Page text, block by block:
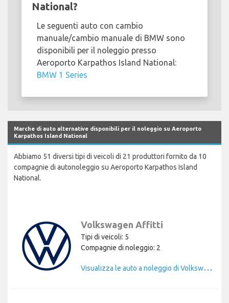
National?
Le seguenti auto con cambio
manuale/cambio manuale di BMW sono
disponibili per il noleggio presso
Aeroporto Karpathos Island National:
BMW 1 Series
Marche di auto alternative disponibili per il noleggio su Aeroporto
Karpathos Island National
Abbiamo 51 diversi tipi di veicoli di 21 produttori fornito da 10
compagnie di autonoleggio su Aeroporto Karpathos Island
National.
Volkswagen Affitti
Tipi di veicoli: 5
Compagnie di noleggio: 2
V
isualizza le auto a noleggio di Volkswagen